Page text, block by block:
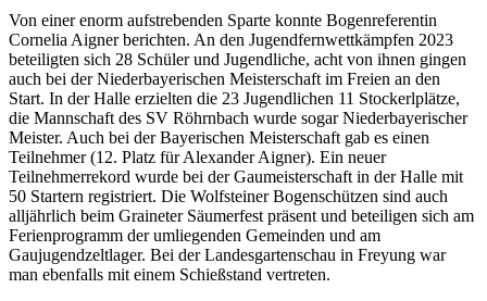
Von einer enorm aufstrebenden Sparte konnte Bogenreferentin
Cornelia Aigner berichten. An den Jugendfernwettkämpfen 2023
beteiligten sich 28 Schüler und Jugendliche, acht von ihnen gingen
auch bei der Niederbayerischen Meisterschaft im Freien an den
Start. In der Halle erzielten die 23 Jugendlichen 11 Stockerlplätze,
die Mannschaft des SV Röhrnbach wurde sogar Niederbayerischer
Meister. Auch bei der Bayerischen Meisterschaft gab es einen
Teilnehmer (12. Platz für Alexander Aigner). Ein neuer
Teilnehmerrekord wurde bei der Gaumeisterschaft in der Halle mit
50 Startern registriert. Die Wolfsteiner Bogenschützen sind auch
alljährlich beim Graineter Säumerfest präsent und beteiligen sich am
Ferienprogramm der umliegenden Gemeinden und am
Gaujugendzeltlager. Bei der Landesgartenschau in Freyung war
man ebenfalls mit einem Schießstand vertreten.